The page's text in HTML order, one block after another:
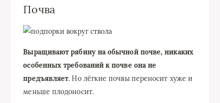
Почва
Выращивают рябину на обычной почве, никаких
особенных требований к почве она не
предъявляет. Но лёгкие почвы переносит хуже и
меньше плодоносит.